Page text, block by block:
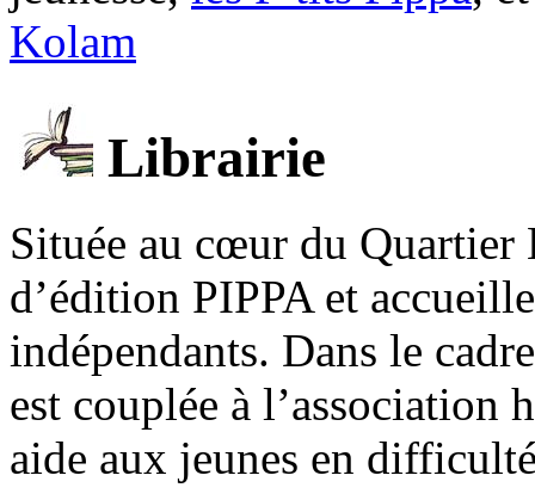
Kolam
Librairie
Située au cœur du Quartier
d’édition PIPPA et
indépendants. Dans le
est couplée à l’association
aide aux jeunes en